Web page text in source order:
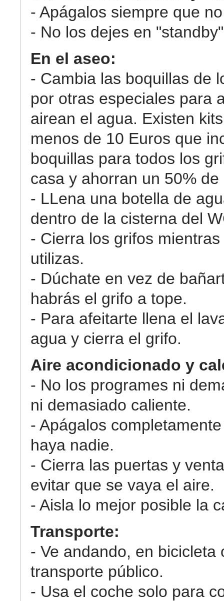
- Apágalos siempre que
- No los dejes en
En el aseo:
- Cambia las boquillas de
por otras especiales para
airean el agua. Existen
menos de 10 Euros que
boquillas para todos los
casa y ahorran un 50% de
- LLena una botella de
dentro de la cisterna del
- Cierra los grifos
utilizas.
- Dúchate en vez de
habrás el grifo a tope.
- Para afeitarte llena el
agua y cierra el grifo.
Aire acondicionado y
- No los programes ni
ni demasiado caliente.
- Apágalos
haya nadie.
- Cierra las puertas y
evitar que se vaya el aire.
- Aisla lo mejor posible la
Transporte:
- Ve andando, en bicicleta
transporte público.
- Usa el coche solo para